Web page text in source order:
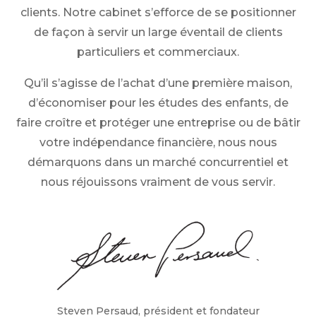
clients. Notre cabinet s’efforce de se positionner
de façon à servir un large éventail de clients
particuliers et commerciaux.
Qu’il s’agisse de l’achat d’une première maison,
d’économiser pour les études des enfants, de
faire croître et protéger une entreprise ou de bâtir
votre indépendance financière, nous nous
démarquons dans un marché concurrentiel et
nous réjouissons vraiment de vous servir.
Steven Persaud, président et fondateur